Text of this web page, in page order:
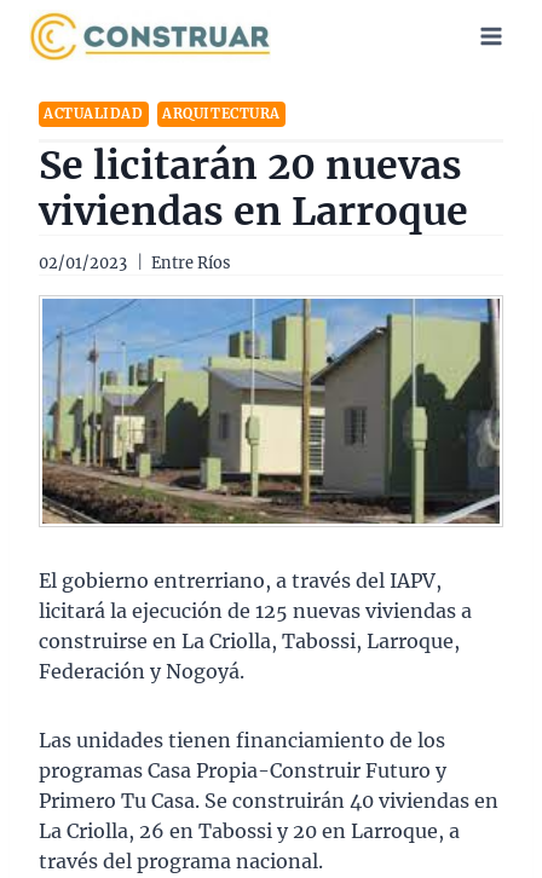
Saltar
ACTUALIDAD ARQUITECTURA
Se licitarán 20 nuevas
viviendas en Larroque
02/01/2023 Entre Ríos
El gobierno entrerriano, a través del IAPV,
licitará la ejecución de 125 nuevas viviendas a
construirse en La Criolla, Tabossi, Larroque,
Federación y Nogoyá.
Las unidades tienen financiamiento de los
programas Casa Propia-Construir Futuro y
Primero Tu Casa. Se construirán 40 viviendas en
La Criolla, 26 en Tabossi y 20 en Larroque, a
través del programa nacional.